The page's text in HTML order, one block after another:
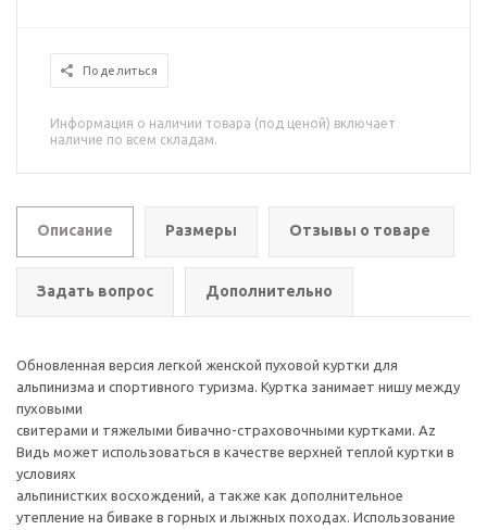
Поделиться
Информация о наличии товара (под ценой) включает
наличие по всем складам.
Описание Размеры Отзывы о товаре
Задать вопрос Дополнительно
Обновленная версия легкой женской пуховой куртки для
альпинизма и спортивного туризма. Куртка занимает нишу между
пуховыми
свитерами и тяжелыми бивачно-страховочными куртками. Az
Видь может использоваться в качестве верхней теплой куртки в
условиях
альпинистких восхождений, а также как дополнительное
утепление на биваке в горных и лыжных походах. Использование